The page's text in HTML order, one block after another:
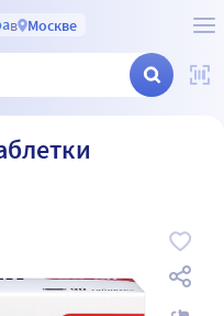
в Москве